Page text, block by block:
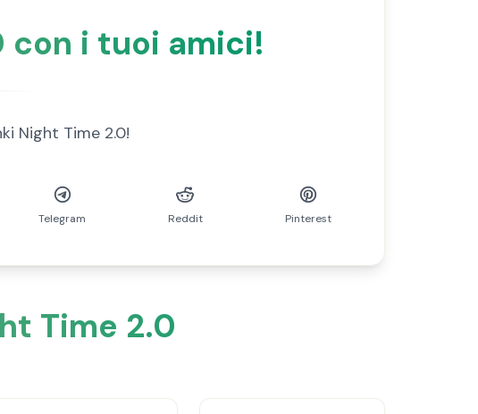
con i tuoi amici!
Night Time 2.0!
Telegram Reddit Pinterest
Time 2.0